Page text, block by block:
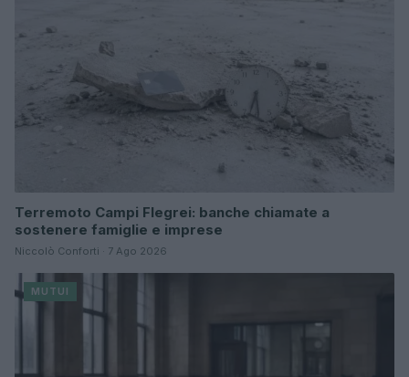
Terremoto Campi Flegrei: banche chiamate a
sostenere famiglie e imprese
Niccolò Conforti · 7 Ago 2026
MUTUI